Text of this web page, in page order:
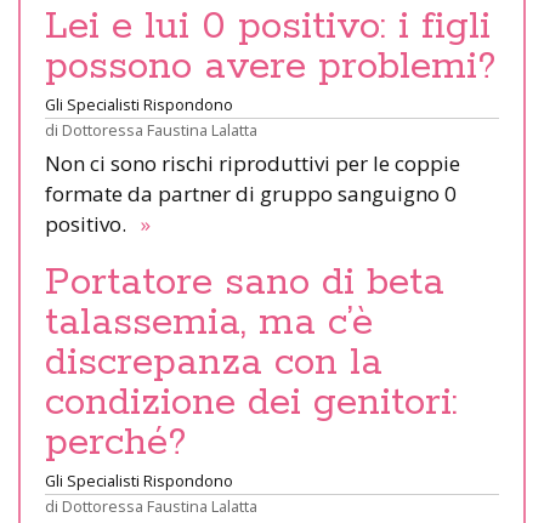
Lei e lui 0 positivo: i figli
possono avere problemi?
Gli Specialisti Rispondono
di Dottoressa Faustina Lalatta
Non ci sono rischi riproduttivi per le coppie
formate da partner di gruppo sanguigno 0
positivo. »
Portatore sano di beta
talassemia, ma c’è
discrepanza con la
condizione dei genitori:
perché?
Gli Specialisti Rispondono
di Dottoressa Faustina Lalatta